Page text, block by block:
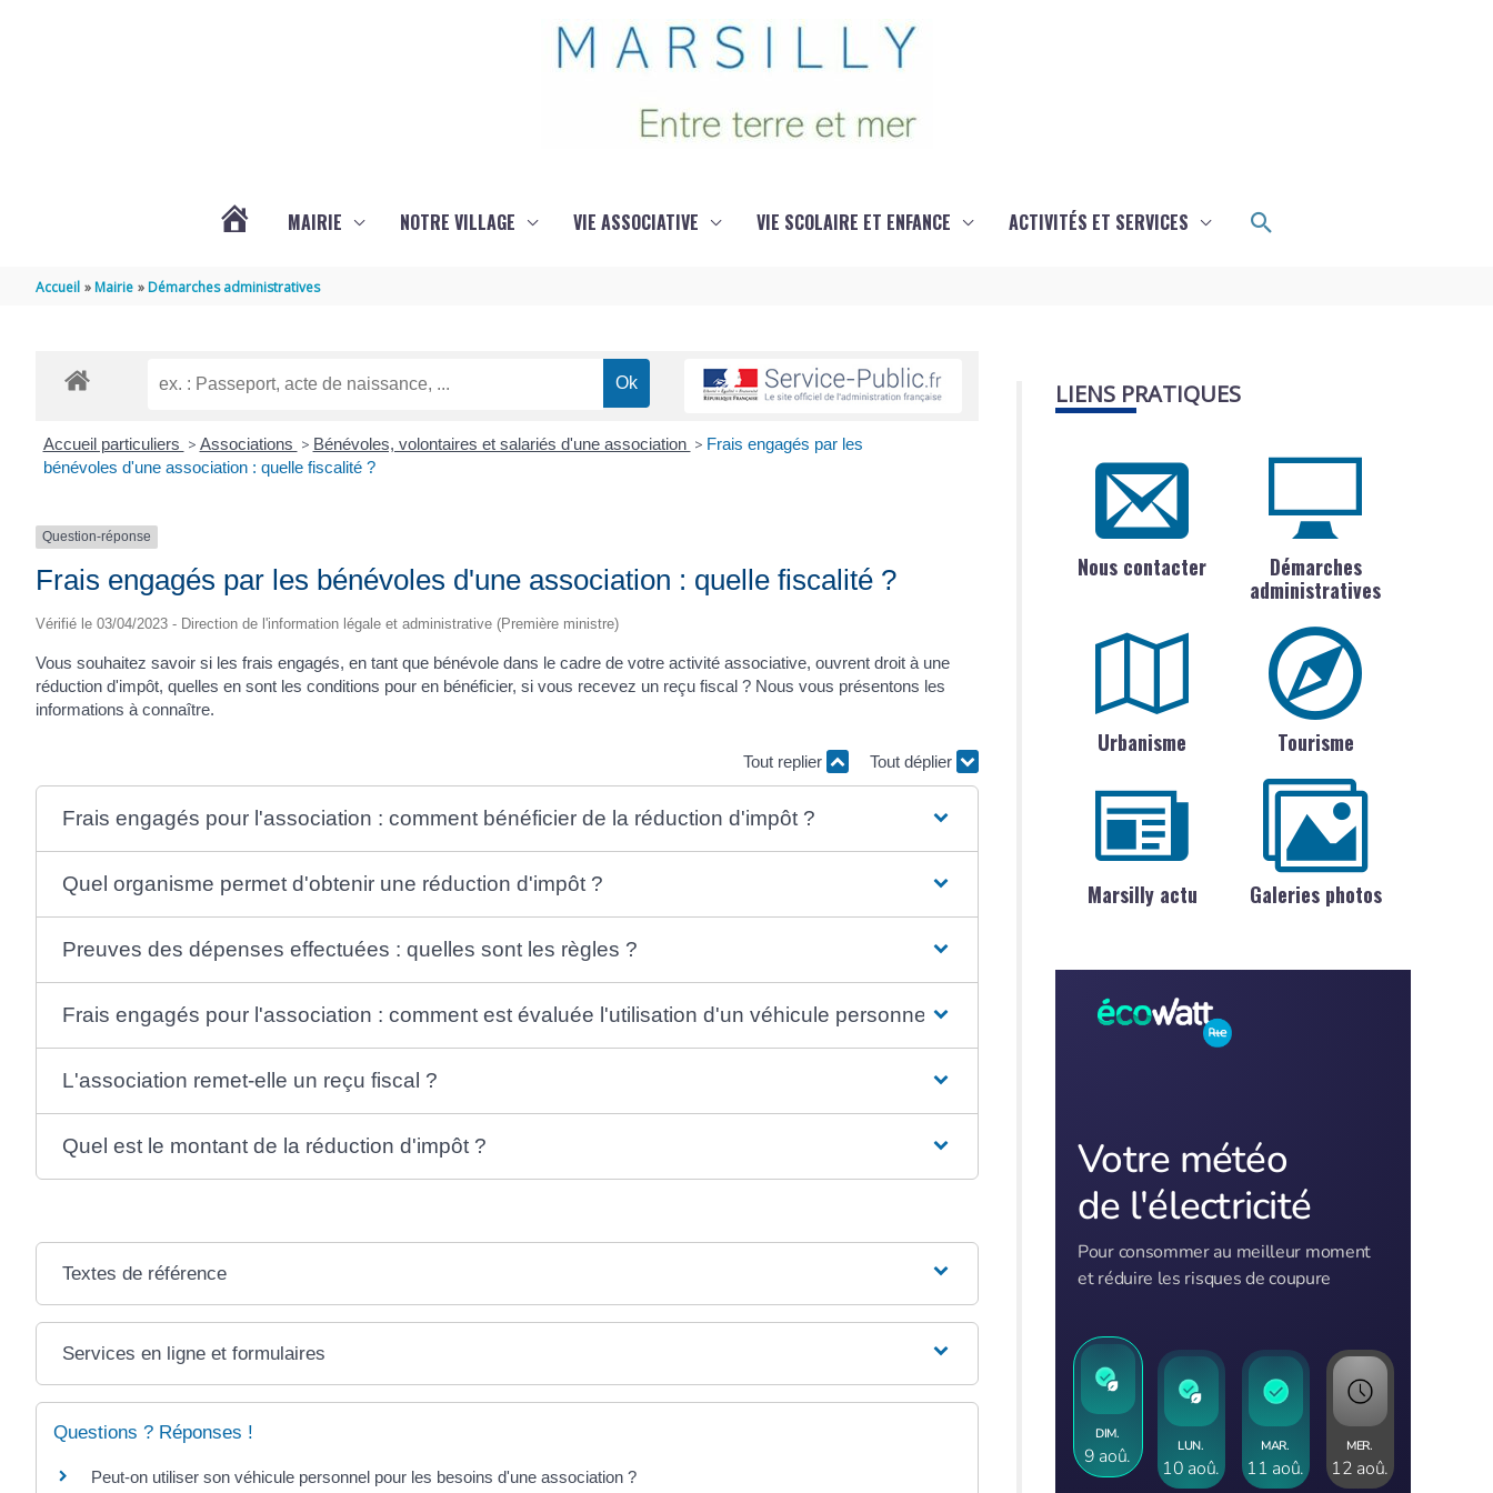
MARSILLY
MAIRIE NOTRE VILLAGE VIE ASSOCIATIVE VIE SCOLAIRE ET ENFANCE ACTIVITÉS ET SERVICES Rechercher
Accueil Mairie Démarches administratives
Accueil particuliers > Associations > Bénévoles, volontaires et salariés d'une association > Frais engagés par les
bénévoles d'une association : quelle fiscalité ?
Question-réponse
Frais engagés par les bénévoles d'une association : quelle fiscalité ?
Vérifié le 03/04/2023 - Direction de l'information légale et administrative (Première ministre)
Vous souhaitez savoir si les frais engagés, en tant que bénévole dans le cadre de votre activité associative, ouvrent droit à une
réduction d'impôt, quelles en sont les conditions pour en bénéficier, si vous recevez un reçu fiscal ? Nous vous présentons les
informations à connaître.
Tout replier Tout déplier
Frais engagés pour l'association : comment bénéficier de la réduction d'impôt ?
Quel organisme permet d'obtenir une réduction d'impôt ?
Preuves des dépenses effectuées : quelles sont les règles ?
Frais engagés pour l'association : comment est évaluée l'utilisation d'un véhicule personnel ?
L'association remet-elle un reçu fiscal ?
Quel est le montant de la réduction d'impôt ?
Textes de référence
Services en ligne et formulaires
Questions ? Réponses !
Peut-on utiliser son véhicule personnel pour les besoins d'une association ?
LIENS PRATIQUES
Nous contacter
Démarches
administratives
Urbanisme Tourisme
Marsilly actu Galeries photos